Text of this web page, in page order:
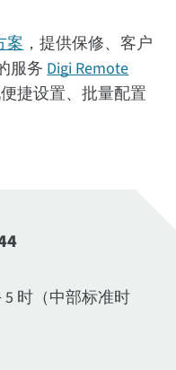
案，提供保修、客户
服务Digi Remote
捷设置、批量配置
时（中部标准时